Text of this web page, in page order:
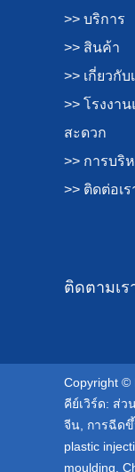
>> บริการ
>> สินค้า
>> เกี่ยวกับ
>> โรงงา
สะดวก
>> การบริ
>> ติดต่อเร
ติดตามเร
Copyright ©
คีย์เวิร์ด: ส่ว
จีน การฉีด
plastic
moulding